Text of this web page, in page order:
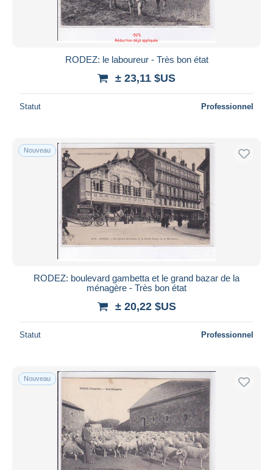
RODEZ: le laboureur - Très bon état
± 23,11 $US
Statut Professionnel
Nouveau
RODEZ: boulevard gambetta et le grand bazar de la
ménagère - Très bon état
± 20,22 $US
Statut Professionnel
Nouveau